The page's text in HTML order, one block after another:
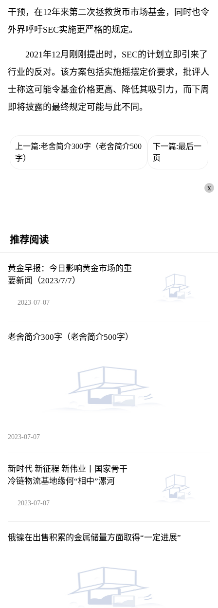
干预，在12年来第二次拯救货币市场基金，同时也令
外界呼吁SEC实施更严格的规定。
2021年12月刚刚提出时，SEC的计划立即引来了
行业的反对。该方案包括实施摇摆定价要求，批评人
士称这可能令基金价格更高、降低其吸引力，而下周
即将披露的最终规定可能与此不同。
上一篇:老舍简介300字（老舍简介500
字）
下一篇:最后一
页
x
推荐阅读
黄金早报：今日影响黄金市场的重
要新闻（2023/7/7）
2023-07-07
老舍简介300字（老舍简介500字）
2023-07-07
新时代 新征程 新伟业丨国家骨干
冷链物流基地缘何“相中”漯河
2023-07-07
俄镍在出售积累的金属储量方面取得“一定进展”